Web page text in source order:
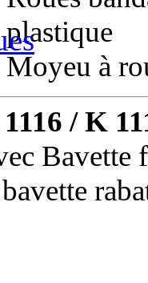
plastique
Moyeu à
/ K
Bavette